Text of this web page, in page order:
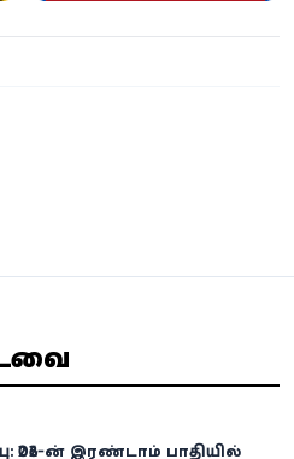
2026-ன் இரண்டாம் பாதியில்